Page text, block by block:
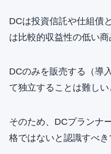
DCは投資信託や仕組債
は比較的収益性の低い商
DCのみを販売する（導
て独立することは難しい
そのため、DCプランナ
格ではないと認識すべき